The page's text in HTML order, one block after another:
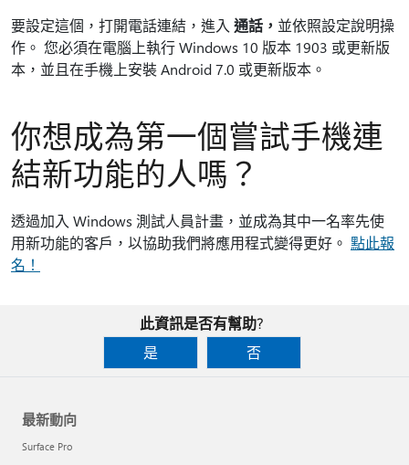
要設定這個，打開電話連結，進入 通話， 並依照設定說明操
作。 您必須在電腦上執行 Windows 10 版本 1903 或更新版
本，並且在手機上安裝 Android 7.0 或更新版本。
你想成為第一個嘗試手機連
結新功能的人嗎？
透過加入 Windows 測試人員計畫，並成為其中一名率先使
用新功能的客戶，以協助我們將應用程式變得更好。 點此報
名！
此資訊是否有幫助?
是
否
最新動向
Surface Pro